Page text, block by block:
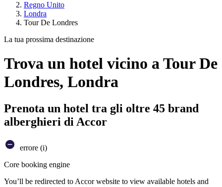
Regno Unito
Londra
Tour De Londres
La tua prossima destinazione
Trova un hotel vicino a Tour De
Londres, Londra
Prenota un hotel tra gli oltre 45 brand
alberghieri di Accor
errore (i)
Core booking engine
You’ll be redirected to Accor website to view available hotels and